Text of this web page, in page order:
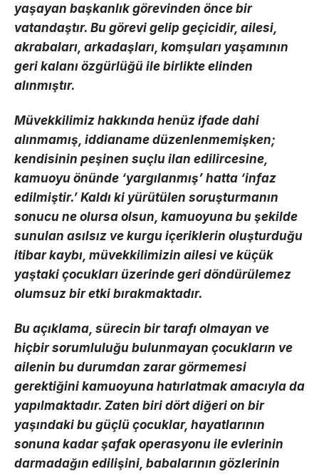
yaşayan başkanlık görevinden önce bir
vatandaştır. Bu görevi gelip geçicidir, ailesi,
akrabaları, arkadaşları, komşuları yaşamının
geri kalanı özgürlüğü ile birlikte elinden
alınmıştır.
Müvekkilimiz hakkında henüz ifade dahi
alınmamış, iddianame düzenlenmemişken;
kendisinin peşinen suçlu ilan edilircesine,
kamuoyu önünde ‘yargılanmış’ hatta ‘infaz
edilmiştir.’ Kaldı ki yürütülen soruşturmanın
sonucu ne olursa olsun, kamuoyuna bu şekilde
sunulan asılsız ve kurgu içeriklerin oluşturduğu
itibar kaybı, müvekkilimizin ailesi ve küçük
yaştaki çocukları üzerinde geri döndürülemez
olumsuz bir etki bırakmaktadır.
Bu açıklama, sürecin bir tarafı olmayan ve
hiçbir sorumluluğu bulunmayan çocukların ve
ailenin bu durumdan zarar görmemesi
gerektiğini kamuoyuna hatırlatmak amacıyla da
yapılmaktadır. Zaten biri dört diğeri on bir
yaşındaki bu güçlü çocuklar, hayatlarının
sonuna kadar şafak operasyonu ile evlerinin
darmadağın edilişini, babalarının gözlerinin